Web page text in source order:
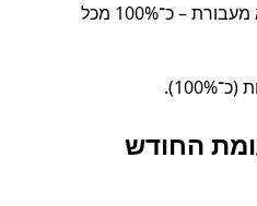
הדרך המועדפת כרגע היא מעבורת – כ־100% מכל
החודש